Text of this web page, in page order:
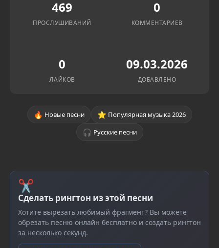
469
ПРОСЛУШИВАНИЙ
0
КОММЕНТАРИЕВ
0
ЛАЙКОВ
09.03.2026
ДОБАВЛЕНО
🔥 Новые песни ⭐ Популярная музыка 2026
🎧 Русские песни
✂
Сделать рингтон из этой песни
Хотите вырезать любимый фрагмент? Вы можете
обрезать песню онлайн бесплатно и создать рингтон
за несколько секунд.